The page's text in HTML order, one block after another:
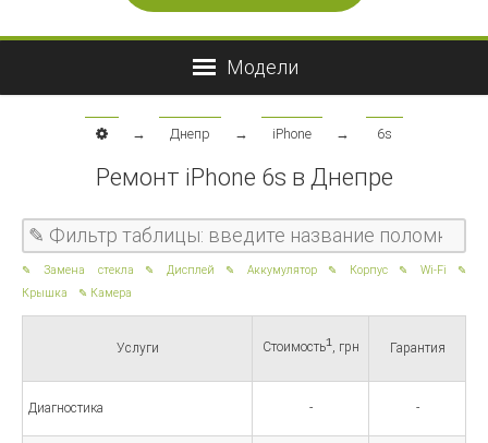
→ Днепр → iPhone → 6s
Ремонт iPhone 6s в Днепре
Замена стекла Дисплей Аккумулятор Корпус
Wi-Fi
Крышка
Камера
Услуги Стоимость1, грн Гарантия
Диагностика - -